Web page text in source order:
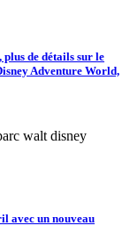
de détails sur le
Adventure World,
avec un nouveau